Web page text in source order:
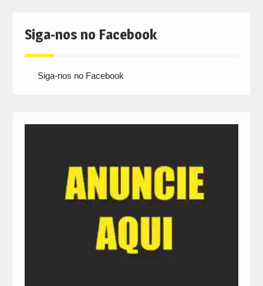
Siga-nos no Facebook
Siga-nos no Facebook